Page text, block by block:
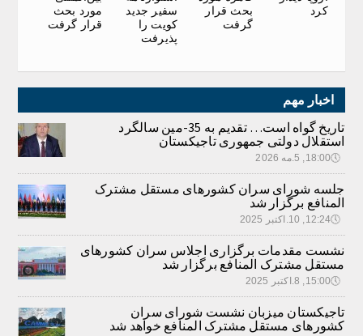
کرد
بحث قرار
گرفت
سفیر جدید
کویت را
پذیرفت
مورد بحث
قرار گرفت
اخبار مهم
تاریخ گواه است… تقدیم به 35-مین سالگرد
استقلال دولتی جمهوری تاجیکستان
🕔18:00, 5.مه 2026
جلسه شورای سران کشورهای مستقل مشترک
المنافع برگزار شد
🕔12:24, 10.اکتبر 2025
نشست مقدمات برگزاری اجلاس سران کشورهای
مستقل مشترک المنافع برگزار شد
🕔15:00, 8.اکتبر 2025
تاجیکستان میزبان نشست شورای سران
کشورهای مستقل مشترک المنافع خواهد شد